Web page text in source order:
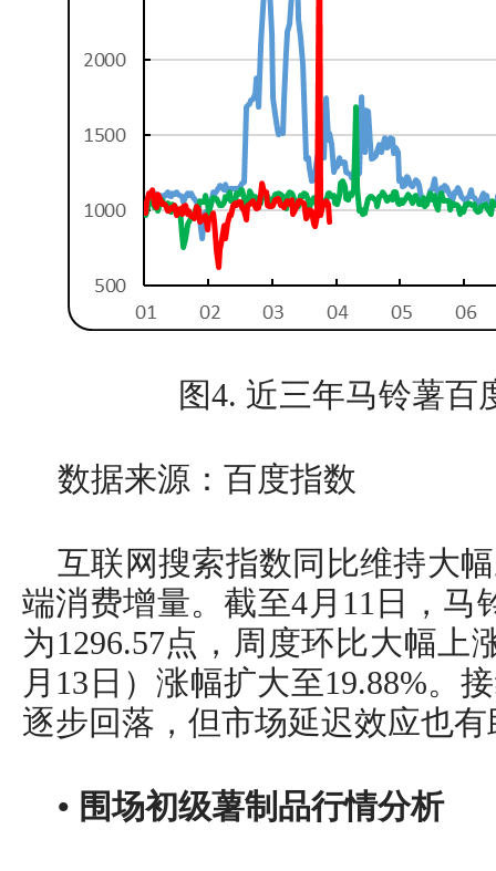
图4. 近三年马铃薯百
数据来源：百度指数
互联网搜索指数同比维持大
端消费增量。截至4月11日，马
为1296.57点，周度环比大幅上
月13日）涨幅扩大至19.88%。
逐步回落，但市场延迟效应也
• 围场初级薯制品行情分析